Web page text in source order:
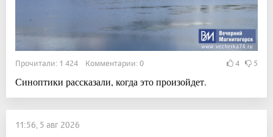
Прочитали: 1 424 Комментарии: 0 4 5
Синоптики рассказали, когда это произойдет.
11:56, 5 авг 2026